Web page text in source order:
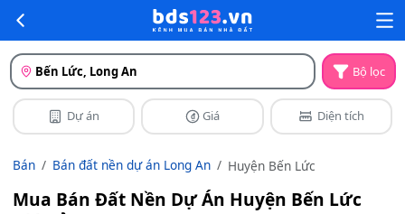
Bến Lức, Long An Bộ lọc
Dự án Giá Diện tích
Bán Bán đất nền dự án Long An Huyện Bến Lức
Mua Bán Đất Nền Dự Án Huyện Bến Lức